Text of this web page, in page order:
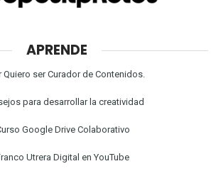
APRENDE
Quiero ser Curador de Contenidos.
para desarrollar la creatividad
Google Drive Colaborativo
Utrera Digital en YouTube